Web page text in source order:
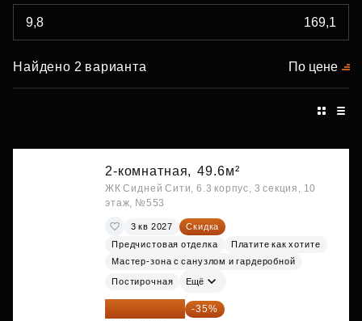
Найдено 2 варианта По цене
2-комнатная, 49.6м²
ЖК Сидней Сити, 6.3 корпус, 3 секция, 10
этаж, №553
3 кв 2027
Скидка
Предчистовая отделка
Платите как хотите
Мастер-зона с санузлом и гардеробной
Постирочная Ещё
28 158 416 ₽ -35%